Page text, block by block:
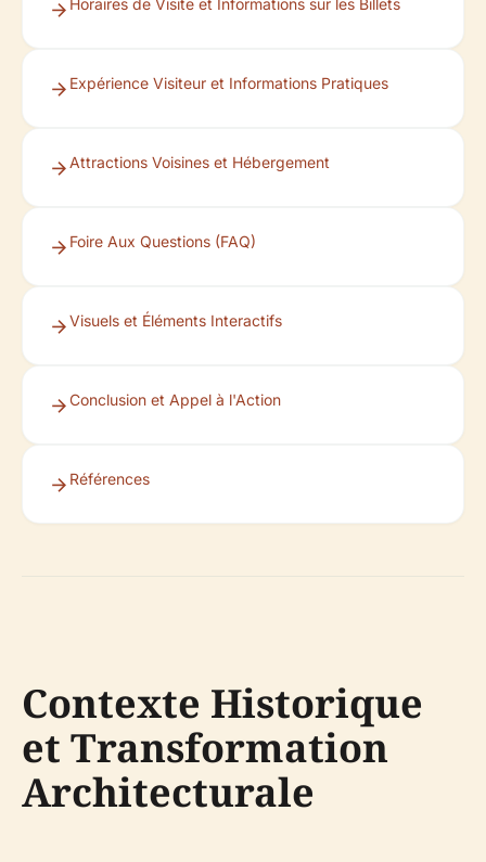
Horaires de Visite et Informations sur les Billets
Expérience Visiteur et Informations Pratiques
Attractions Voisines et Hébergement
Foire Aux Questions (FAQ)
Visuels et Éléments Interactifs
Conclusion et Appel à l'Action
Références
Contexte Historique
et Transformation
Architecturale